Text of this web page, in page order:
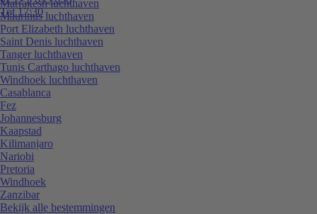
Tot 17:30
Marrakesh luchthaven
Mauritius luchthaven
Port Elizabeth luchthaven
Saint Denis luchthaven
Tanger luchthaven
Tunis Carthago luchthaven
Windhoek luchthaven
Casablanca
Fez
Johannesburg
Kaapstad
Kilimanjaro
Nariobi
Pretoria
Windhoek
Zanzibar
Bekijk alle bestemmingen